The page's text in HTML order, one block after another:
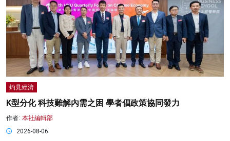
灼見經濟
K型分化 科技難解內需之困 學者倡政策協同發力
作者: 本社編輯部
2026-08-06